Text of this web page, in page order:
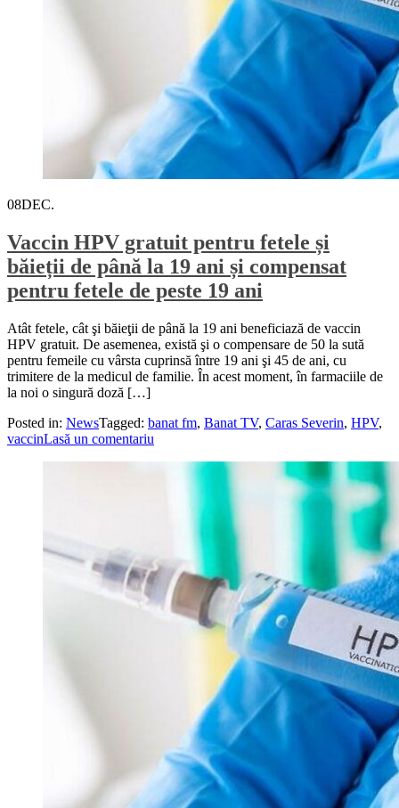
08DEC.
Vaccin HPV gratuit pentru fetele și
băieții de până la 19 ani și compensat
pentru fetele de peste 19 ani
Atât fetele, cât şi băieţii de până la 19 ani beneficiază de vaccin
HPV gratuit. De asemenea, există şi o compensare de 50 la sută
pentru femeile cu vârsta cuprinsă între 19 ani şi 45 de ani, cu
trimitere de la medicul de familie. În acest moment, în farmaciile de
la noi o singură doză […]
Posted in: NewsTagged: banat fm, Banat TV, Caras Severin, HPV,
vaccinLasă un comentariu